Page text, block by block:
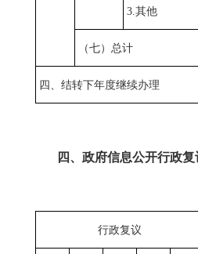
3.其他
（七）总计
四、结转下年度继续办理
四、政府信息公开行政
行政复议